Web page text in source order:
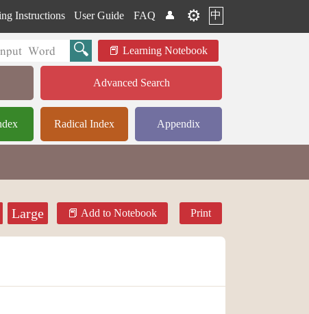
Instructions User Guide FAQ 👤 ⚙️ 中
Learning Notebook
Advanced Search
Radical Index Appendix
Large Add to Notebook Print